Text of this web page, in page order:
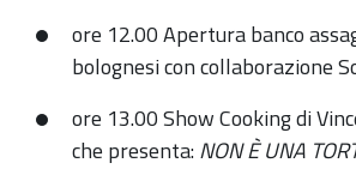
ore 12.00 Apertura banco
bolognesi con collaborazione
ore 13.00 Show Cooking di
che presenta:NON È UNA